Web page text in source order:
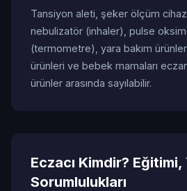
Tansiyon aleti, şeker ölçüm
nebulizatör (inhaler), pulse
(termometre), yara bakım
ürünleri ve bebek mamaları
ürünler arasında sayılabilir.
Eczacı Kimdir?
Sorumlulukları